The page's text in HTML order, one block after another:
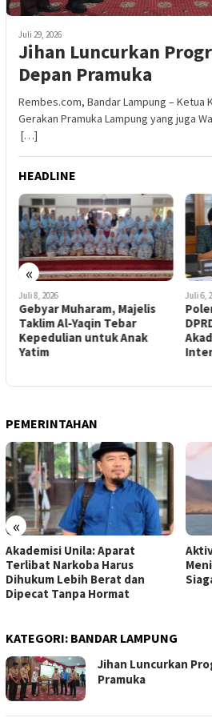
Juli 29, 2026
Jihan Luncurkan
Depan Pramuka
Rembes.com, Bandar Lampung – Ketua
Gerakan Pramuka Lampung yang juga
[…]
HEADLINE
«
Juli 8, 2026
Gebyar Muharam, Majelis
Taklim Al-Yaqin Tebar
Kepedulian untuk Anak
Yatim
Juli 6,
PEMERINTAHAN
«
Akademisi Unila: Aparat
Terlibat Narkoba Harus
Dihukum Lebih Berat dan
Dipecat Tanpa Hormat
KATEGORI: BANDAR LAMPUNG
Jihan Luncurkan
Pramuka